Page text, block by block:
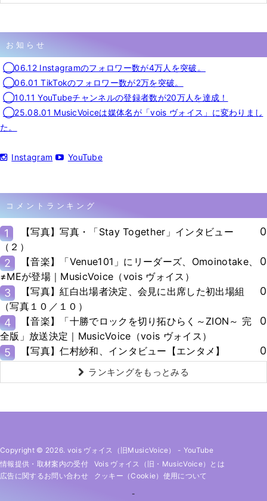
お知らせ
◯06.12 Instagramのフォロワー数が4万人を突破。
◯06.01 TikTokのフォロワー数が2万を突破。
◯10.11 YouTubeチャンネルの登録者数が20万人を達成！
◯25.08.01 MusicVoiceは媒体名が「vois ヴォイス」に変わりまし
た。
Instagram YouTube
コメントランキング
1
【写真】写真・「Stay Together」インタビュー
（２）
0
2
【音楽】「Venue101」にリーダーズ、Omoinotake、
≠MEが登場｜MusicVoice（vois ヴォイス）
0
3
【写真】紅白出場者決定、会見に出席した初出場組
（写真１０／１０）
0
4
【音楽】「十勝でロックを切り拓ひらく～ZION～ 完
全版」放送決定｜MusicVoice（vois ヴォイス）
0
5 【写真】仁村紗和、インタビュー【エンタメ】 0
ランキングをもっとみる
Copyright © 2026. vois ヴォイス（旧MusicVoice） - YouTube
情報提供・取材案内の受付
Vois ヴォイス（旧・MusicVoice）とは
広告に関するお問い合わせ
クッキー（cookie）使用について
-